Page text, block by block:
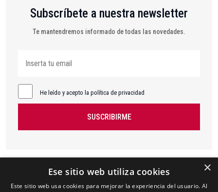
Subscríbete a nuestra newsletter
Te mantendremos informado de todas las novedades.
He leído y acepto la política de privacidad
SUSCRIBIRME
×
Ese sitio web utiliza cookies
Este sitio web usa cookies para mejorar la experiencia del usuario. Al